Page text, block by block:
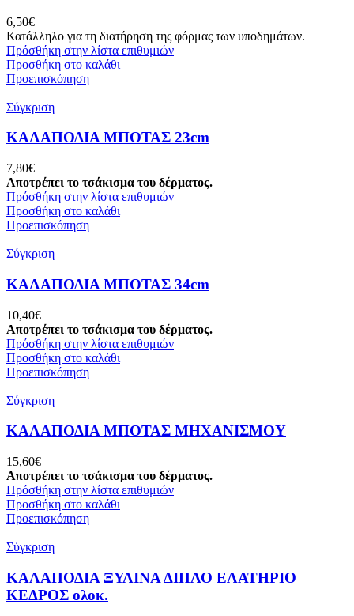
6,50€
Κατάλληλο για τη διατήρηση της φόρμας των υποδημάτων.
Πρόσθήκη στην λίστα επιθυμιών
Προσθήκη στο καλάθι
Προεπισκόπηση
Σύγκριση
ΚΑΛΑΠΟΔΙΑ ΜΠΟΤΑΣ 23cm
7,80€
Αποτρέπει το τσάκισμα του δέρματος.
Πρόσθήκη στην λίστα επιθυμιών
Προσθήκη στο καλάθι
Προεπισκόπηση
Σύγκριση
ΚΑΛΑΠΟΔΙΑ ΜΠΟΤΑΣ 34cm
10,40€
Αποτρέπει το τσάκισμα του δέρματος.
Πρόσθήκη στην λίστα επιθυμιών
Προσθήκη στο καλάθι
Προεπισκόπηση
Σύγκριση
ΚΑΛΑΠΟΔΙΑ ΜΠΟΤΑΣ ΜΗΧΑΝΙΣΜΟΥ
15,60€
Αποτρέπει το τσάκισμα του δέρματος.
Πρόσθήκη στην λίστα επιθυμιών
Προσθήκη στο καλάθι
Προεπισκόπηση
Σύγκριση
ΚΑΛΑΠΟΔΙΑ ΞΥΛΙΝΑ ΔΙΠΛΟ ΕΛΑΤΗΡΙΟ
ΚΕΔΡΟΣ ολοκ.